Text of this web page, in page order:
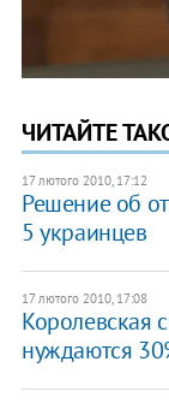
ЧИТАЙТЕ
17 лютого 2010, 17:12
Решение об
5 украинцев
17 лютого 2010, 17:08
Королевская
нуждаются